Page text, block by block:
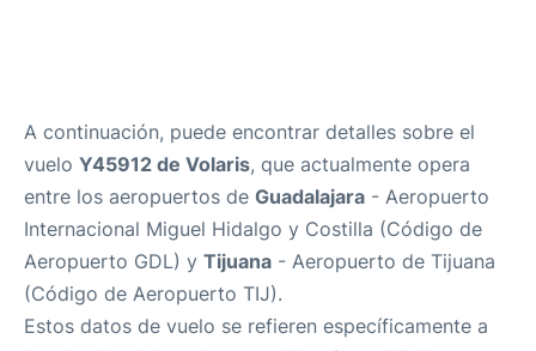
A continuación, puede encontrar detalles sobre el
vuelo Y45912 de Volaris, que actualmente opera
entre los aeropuertos de Guadalajara - Aeropuerto
Internacional Miguel Hidalgo y Costilla (Código de
Aeropuerto GDL) y Tijuana - Aeropuerto de Tijuana
(Código de Aeropuerto TIJ).
Estos datos de vuelo se refieren específicamente a